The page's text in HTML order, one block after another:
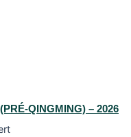
QINGMING) – 2026